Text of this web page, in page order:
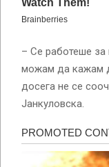
– Се работеше за
можам да кажам
досега не се
Јанкуловска.